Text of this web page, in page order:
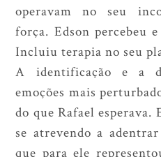
operavam no seu
força. Edson percebeu
Incluiu terapia no seu
A identificação e a
emoções mais
do que Rafael esperava.
se atrevendo a
que para ele